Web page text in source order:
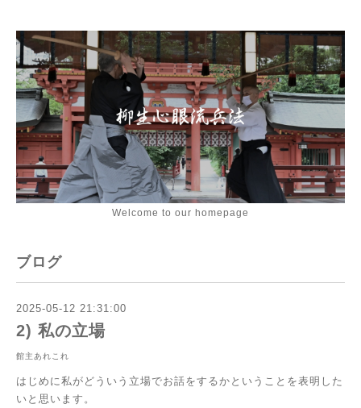
Welcome to our homepage
ブログ
2025-05-12 21:31:00
2) 私の立場
館主あれこれ
はじめに私がどういう立場でお話をするかということを表明した
いと思います。